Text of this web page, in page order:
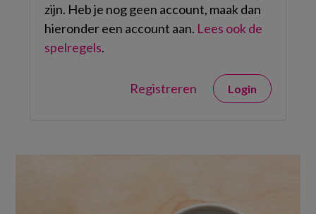
zijn. Heb je nog geen account, maak dan
hieronder een account aan. Lees ook de
spelregels.
Registreren Login